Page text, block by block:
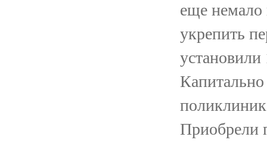
еще немало
укрепить
Приобрели